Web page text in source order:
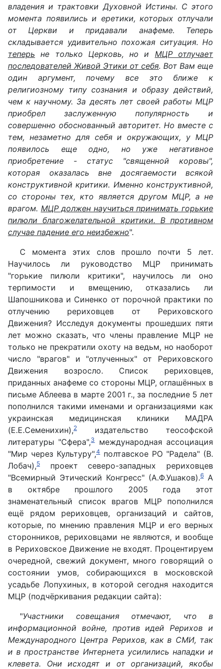
владения и трактовки Духовной Истины. С этого
момента появились и еретики, которых отлучали
от Церкви и придавали анафеме. Теперь
складывается удивительно похожая ситуация. Но
теперь не только Церковь, но и МЦР отлучает
последователей Живой Этики от себя. Вот Вам еще
один аргумент, почему все это ближе к
религиозному типу сознания и образу действий,
чем к научному. За десять лет своей работы МЦР
приобрел заслуженную популярность и
совершенно обоснованный авторитет. Но вместе с
тем, незаметно для себя и окружающих, у МЦР
появилось еще одно, но уже негативное
приобретение - статус "священной коровы",
которая оказалась вне досягаемости всякой
конструктивной критики. Именно конструктивной,
со стороны тех, кто является другом МЦР, а не
врагом. МЦР должен научиться принимать горькие
пилюли благожелательной критики. В противном
случае падение его неизбежно".
С момента этих слов прошло почти 5 лет.
Научилось ли руководство МЦР принимать
"горькие пилюли критики", научилось ли оно
терпимости и вмещению, отказались ли
Шапошникова и Синенко от порочной практики по
отлучению рериховцев от Рериховского
Движения? Исследуя документы прошедших пяти
лет можно сказать, что члены правление МЦР не
только не прекратили охоту на ведьм, но наоборот
число "врагов" и "отлученных" от Рериховского
Движения возросло. Список рериховцев,
приданных анафеме со стороны МЦР, оглашённых в
письме Аблеева в марте 2001 г., за последние 5 лет
пополнился такими именами и организациями как
украинская медицинская клиники МАДРА
(Е.Е.Семенихин),2
издательство теософской
литературы "Сфера",3международная ассоциация
"Мир через Культуру",4 полтавское РО "Радела" (В.
Лобач),5
проект северо-западных рериховцев
"Всемирный Этический Конгресс" (А.Ф.Ушаков).6 А
в октябре прошлого 2005 года этот
знаменательный список врагов МЦР пополнился
ещё рядом рериховцев, организаций и сайтов,
которые, по мнению правления МЦР и его верных
сторонников, рериховцами не являются, и вообще
в Рериховское Движение не входят. Процентируем
очередной, свежий документ, много говорящий о
состоянии умов, собирающихся в московской
усадьбе Лопухиных, в которой сегодня находится
МЦР (подчёркивания редакции сайта):
"Участники совещания отмечают, что в
информационной войне, против идей Рерихов и
Международного Центра Рерихов, как в СМИ, так
и в пространстве Интернета усилились нападки и
клевета. Они исходят и от организаций, якобы